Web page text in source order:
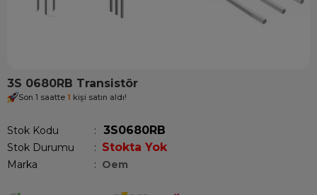
3S 0680RB Transistör
Son 1 saatte 1 kişi satın aldı!
Stok Kodu 3S0680RB
Stok Durumu : Stokta Yok
Marka : Oem